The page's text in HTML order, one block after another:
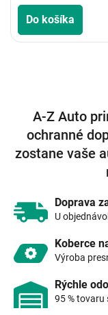
Do košíka
A-Z Auto
ochranné
zostane vaše
Doprava
U
Koberce
Výroba
Rýchle
95 % tovaru